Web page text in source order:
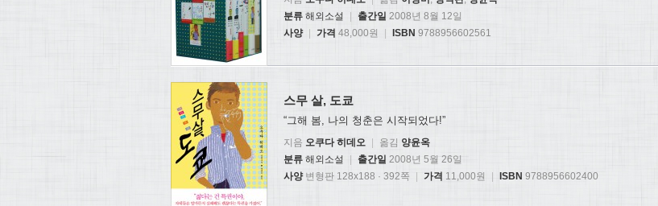
분류 해외소설 | 출간일 2008년 8월 12일
사양 | 가격 48,000원 | ISBN 9788956602561
스무 살, 도쿄
“그해 봄, 나의 청춘은 시작되었다!”
지음 오쿠다 히데오 옮김 양윤옥
분류 해외소설 | 출간일 2008년 5월 26일
사양변형판 128x188 · 392쪽 | 가격 11,000원 | ISBN 9788956602400